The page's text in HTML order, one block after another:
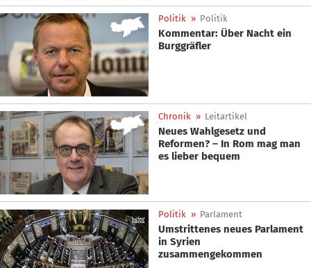
Politik » Politik
Kommentar: Über Nacht ein
Burggräfler
Chronik » Leitartikel
Neues Wahlgesetz und
Reformen? – In Rom mag man
es lieber bequem
Politik » Parlament
Umstrittenes neues Parlament
in Syrien
zusammengekommen